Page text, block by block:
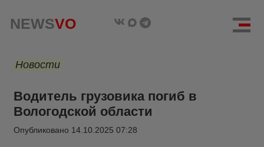
NEWSVO
Новости
Водитель грузовика погиб в
Вологодской области
Опубликовано 14.10.2025 07:28